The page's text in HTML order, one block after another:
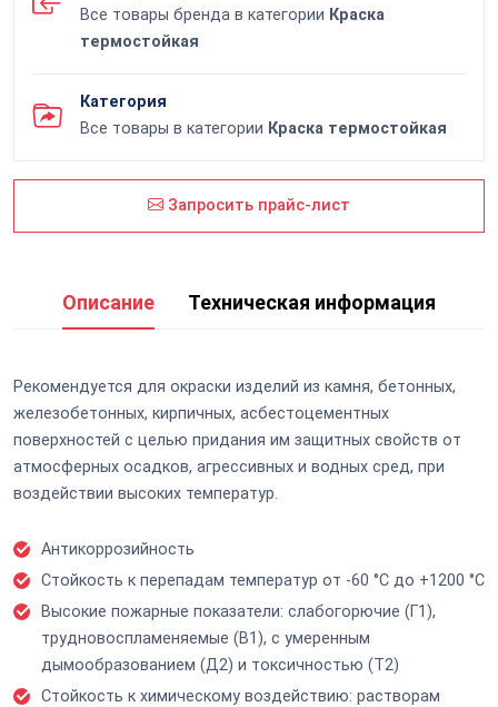
Все товары бренда в категории Краска
термостойкая
Категория
Все товары в категории Краска термостойкая
Запросить прайс-лист
Описание Техническая информация
Рекомендуется для окраски изделий из камня, бетонных,
железобетонных, кирпичных, асбестоцементных
поверхностей с целью придания им защитных свойств от
атмосферных осадков, агрессивных и водных сред, при
воздействии высоких температур.
Антикоррозийность
Стойкость к перепадам температур от -60 °С до +1200 °С
Высокие пожарные показатели: слабогорючие (Г1),
трудновоспламеняемые (В1), с умеренным
дымообразованием (Д2) и токсичностью (Т2)
Стойкость к химическому воздействию: растворам